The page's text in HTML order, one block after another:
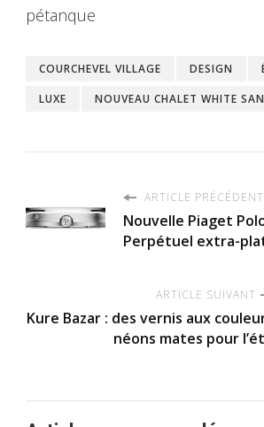
pétanque
COURCHEVEL VILLAGE DESIGN
LUXE
NOUVEAU CHALET WHITE
ARTICLE PRÉCÉDENT
Nouvelle Piaget
Perpétuel extra-
ARTICLE SUIVANT
Kure Bazar : des vernis aux
néons mates pour